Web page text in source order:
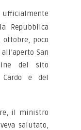
ufficialmente
Repubblica
poco
San
del sito
e del
il ministro
salutato,